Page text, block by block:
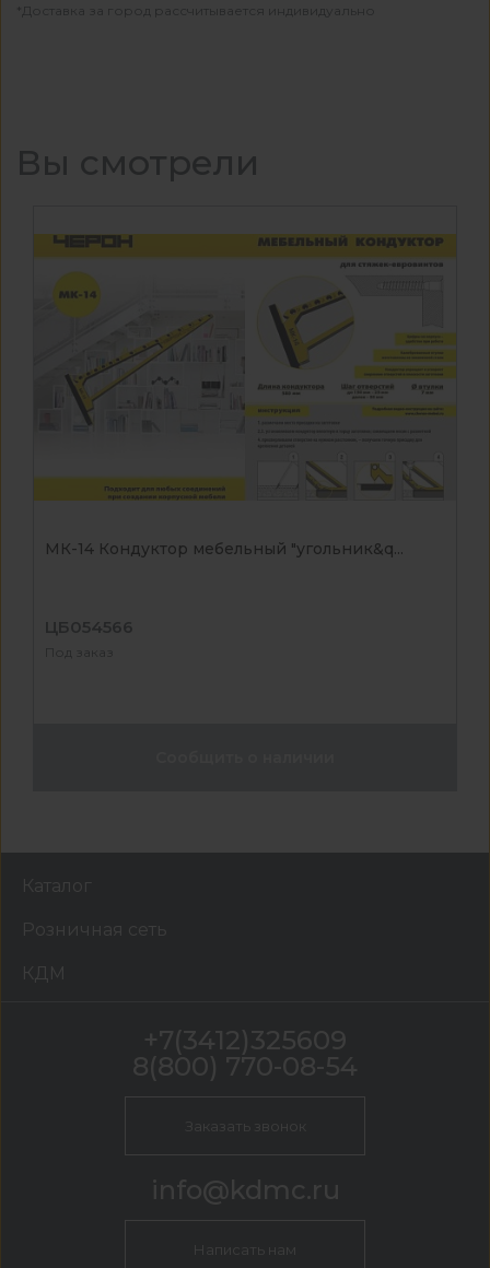
*Доставка за город рассчитывается индивидуально
Вы смотрели
МК-14 Кондуктор мебельный "угольник&q...
ЦБ054566
Под заказ
Каталог
Розничная сеть
КДМ
+7(3412)325609
8(800) 770-08-54
Заказать звонок
info@kdmc.ru
Написать нам